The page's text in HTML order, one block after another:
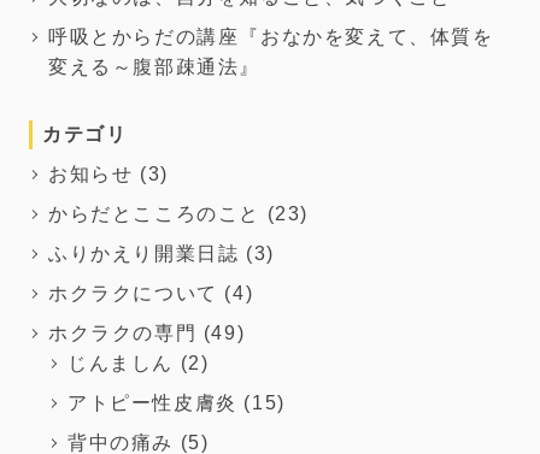
呼吸とからだの講座『おなかを変えて、体質を
変える～腹部疎通法』
カテゴリ
お知らせ (3)
からだとこころのこと
(23)
ふりかえり開業日誌 (3)
ホクラクについて (4)
ホクラクの専門 (49)
じんましん (2)
アトピー性皮膚炎 (15)
背中の痛み (5)